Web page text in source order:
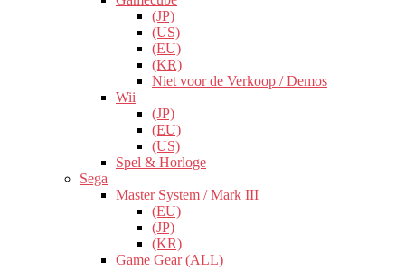
(JP)
(US)
(EU)
(KR)
Niet voor de Verkoop / Demos
Wii
(JP)
(EU)
(US)
Spel & Horloge
Sega
Master System / Mark III
(EU)
(JP)
(KR)
Game Gear (ALL)